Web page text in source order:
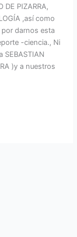
DE PIZARRA,
,así como
por darnos esta
-ciencia., Ni
SEBASTIAN
)y a nuestros